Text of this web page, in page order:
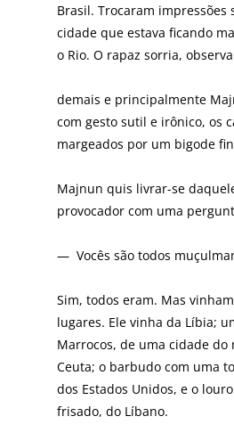
Brasil. Trocaram impressões
cidade que estava ficando
o Rio. O rapaz sorria,
demais e principalmente
com gesto sutil e irônico, os
margeados por um bigode
Majnun quis livrar-se
provocador com uma
— Vocês são todos
Sim, todos eram. Mas
lugares. Ele vinha da Líbia;
Marrocos, de uma cidade do
Ceuta; o barbudo com uma
dos Estados Unidos, e o
frisado, do Líbano.